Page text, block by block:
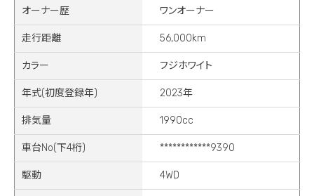
オーナー歴 ワンオーナー
走行距離 56,000km
カラー フジホワイト
年式(初度登録年) 2023年
排気量 1990cc
車台No(下4桁) ************9390
駆動 4WD